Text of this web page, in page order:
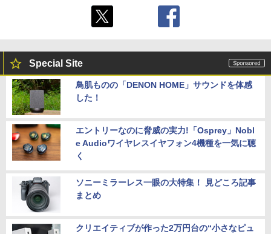
Special Site
鳥肌ものの「DENON HOME」サウンドを体感
した！
エントリーなのに脅威の実力!「Osprey」Nobl
e Audioワイヤレスイヤフォン4機種を一気に聴
く
ソニーミラーレス一眼の大特集！ 見どころ記事
まとめ
クリエイティブが作った2万円台の“小さなピュ